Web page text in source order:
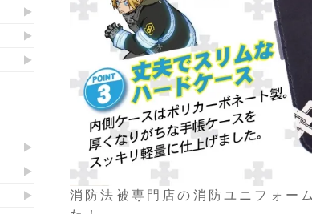
消防法被専門店の消防ユニフォー